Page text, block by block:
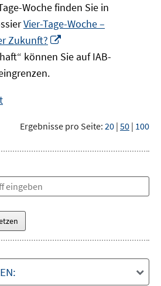
Woche finden Sie in
Vier-Tage-Woche –
Zukunft?
neuem
können Sie auf IAB-
Ergebnisse pro Seite: 20 | 50 | 100